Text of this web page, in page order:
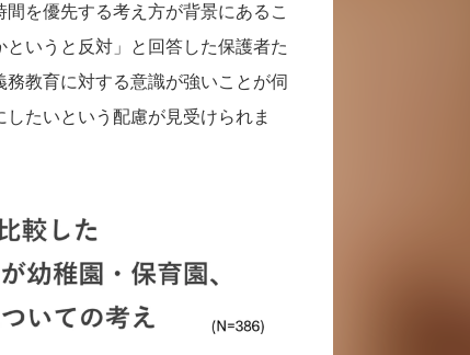
を優先する考え方が背景にあるこ
いうと反対」と回答した保護者た
教育に対する意識が強いことが伺
たいという配慮が見受けられま